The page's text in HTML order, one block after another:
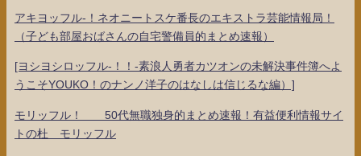
アキヨッフル-！ネオニートスケ番長のエキストラ芸能情報局！
（子ども部屋おばさんの自宅警備員的まとめ速報）
[ヨシヨシロッフル-！！-素浪人勇者カツオンの未解決事件簿へよ
うこそYOUKO！のナンノ洋子のはなしは信じるな編）]
モリッフル！ 50代無職独身的まとめ速報！有益便利情報サイ
トの杜 モリッフル